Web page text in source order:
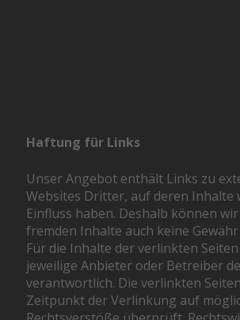
Haftung für Links
Unser Angebot enthält Links zu
Websites Dritter, auf deren Inhalte
Einfluss haben. Deshalb können
fremden Inhalte auch keine
Für die Inhalte der verlinkten
jeweilige Anbieter oder Betreiber
verantwortlich. Die verlinkten
Zeitpunkt der Verlinkung auf